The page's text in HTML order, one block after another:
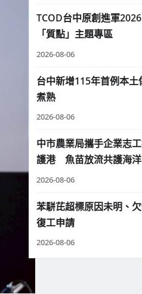
TCOD台中原創進軍
「質點」主題專區
2026-08-06
台中新增115年首例本
煮熟
2026-08-06
中市農業局攜手企業志
護港 魚苗放流共護海洋
2026-08-06
苯駢芘超標原因未明、
復工申請
2026-08-06